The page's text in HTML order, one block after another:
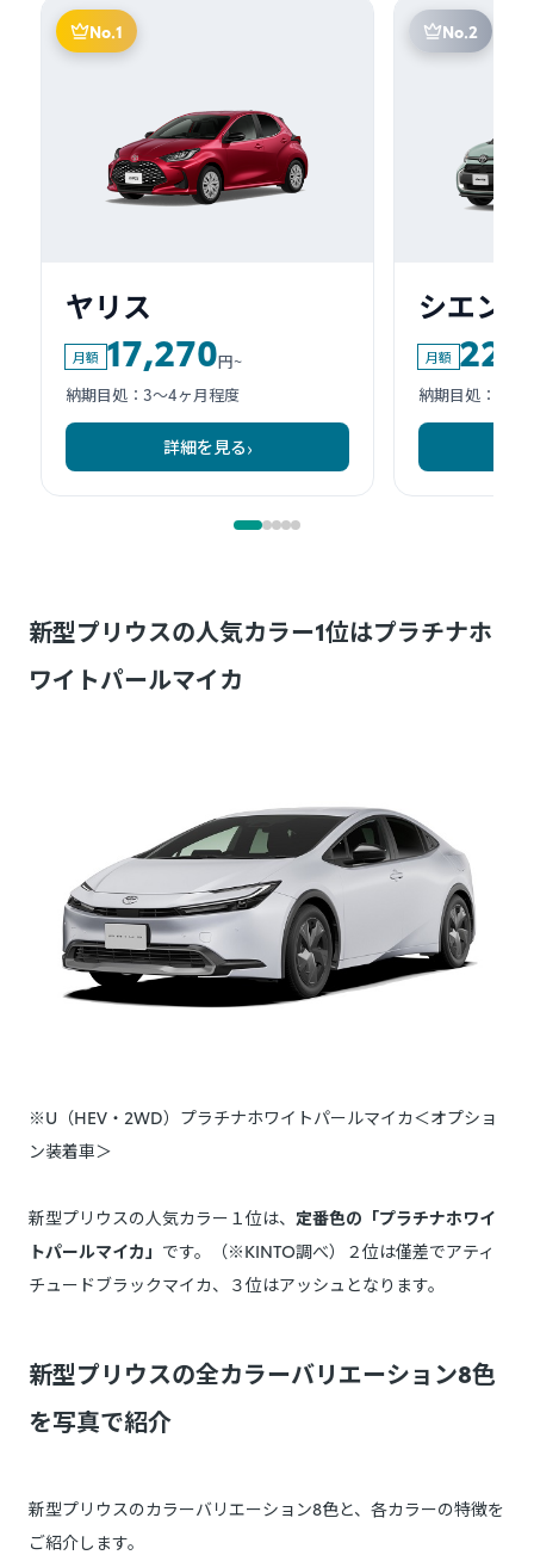
新型プリウスの人気カラー1位はプラチナホ
ワイトパールマイカ
※U（HEV・2WD）プラチナホワイトパールマイカ＜オプショ
ン装着車＞
新型プリウスの人気カラー１位は、 定番色の「プラチナホワイ
トパールマイカ」 です。（※KINTO調べ）２位は僅差でアティ
チュードブラックマイカ、３位はアッシュとなります。
新型プリウスの全カラーバリエーション8色
を写真で紹介
新型プリウスのカラーバリエーション8色と、各カラーの特徴を
ご紹介します。